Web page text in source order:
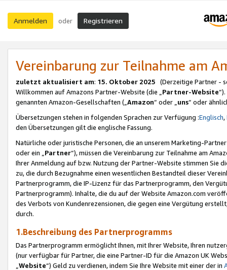
Anmelden oder Registrieren
Vereinbarung zur Teilnahme am
zuletzt aktualisiert am: 15. Oktober 2025 (Derzeitige Partner -
Willkommen auf Amazons Partner-Website (die „Partner-Website
genannten Amazon-Gesellschaften („Amazon“ oder „uns“ oder
Übersetzungen stehen in folgenden Sprachen zur Verfügung :Englisch,
den Übersetzungen gilt die englische Fassung.
Natürliche oder juristische Personen, die an unserem Marketing-
oder ein „Partner“), müssen die Vereinbarung zur Teilnahme am
Ihrer Anmeldung auf bzw. Nutzung der Partner-Website stimmen Sie
zu, die durch Bezugnahme einen wesentlichen Bestandteil dieser
Partnerprogramm, die IP-Lizenz für das Partnerprogramm, den
Partnerprogramm). Inhalte, die du auf der Website Amazon.com
des Verbots von Kundenrezensionen, die gegen eine Vergütung
durch.
1.Beschreibung des Partnerprogramms
Das Partnerprogramm ermöglicht Ihnen, mit Ihrer Website, Ihren
(nur verfügbar für Partner, die eine Partner-ID für die Amazon UK
Website“) Geld zu verdienen, indem Sie Ihre Website mit einer der in